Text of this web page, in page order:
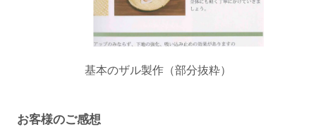
基本のザル製作（部分抜粋）
お客様のご感想